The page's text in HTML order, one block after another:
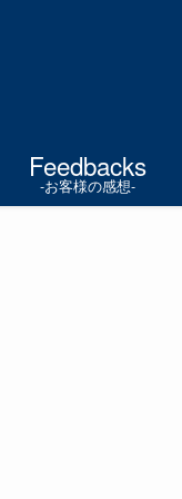
Feedbacks
-お客様の感想-